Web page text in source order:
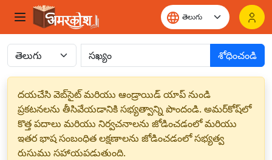
శోధించండి
దయచేసి వెబ్‌సైట్ మరియు ఆండ్రాయిడ్ యాప్ నుండి
ప్రకటనలను తీసివేయడానికి సభ్యత్వాన్ని పొందండి. అమర్‌కోష్‌లో
కొత్త పదాలు మరియు నిర్వచనాలను జోడించడంలో మరియు
ఇతర భాష సంబంధిత లక్షణాలను జోడించడంలో సభ్యత్వ
రుసుము సహాయపడుతుంది.